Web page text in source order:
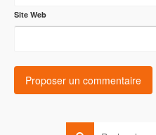
Site Web